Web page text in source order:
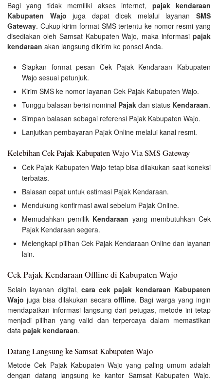
Bagi yang tidak memiliki akses internet, pajak kendaraan
Kabupaten Wajo juga dapat dicek melalui layananSMS
Gateway. Cukup kirim format SMS tertentu ke nomor resmi yang
disediakan oleh Samsat Kabupaten Wajo, maka informasi pajak
kendaraan akan langsung dikirim ke ponsel Anda.
Siapkan format pesan Cek Pajak Kendaraan Kabupaten
Wajo sesuai petunjuk.
Kirim SMS ke nomor layanan Cek Pajak Kabupaten Wajo.
Tunggu balasan berisi nominal Pajak dan status Kendaraan.
Simpan balasan sebagai referensi Pajak Kabupaten Wajo.
Lanjutkan pembayaran Pajak Online melalui kanal resmi.
Kelebihan Cek Pajak Kabupaten Wajo Via SMS Gateway
Cek Pajak Kabupaten Wajo tetap bisa dilakukan saat koneksi
terbatas.
Balasan cepat untuk estimasi Pajak Kendaraan.
Mendukung konfirmasi awal sebelum Pajak Online.
Memudahkan pemilik Kendaraan yang membutuhkan Cek
Pajak Kendaraan segera.
Melengkapi pilihan Cek Pajak Kendaraan Online dan layanan
lain.
Cek Pajak Kendaraan Offline di Kabupaten Wajo
Selain layanan digital, cara cek pajak kendaraan Kabupaten
Wajo juga bisa dilakukan secaraoffline. Bagi warga yang ingin
mendapatkan informasi langsung dari petugas, metode ini tetap
menjadi pilihan yang valid dan terpercaya dalam memastikan
data pajak kendaraan.
Datang Langsung ke Samsat Kabupaten Wajo
Metode Cek Pajak Kabupaten Wajo yang paling umum adalah
dengan datang langsung ke kantor Samsat Kabupaten Wajo.